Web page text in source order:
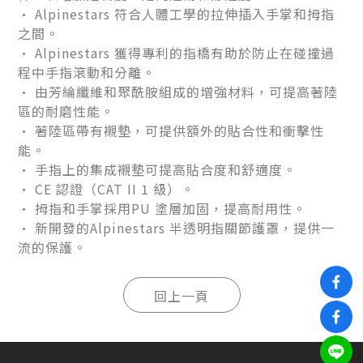
• Alpinestars 符合人體工學的拉伸插入手掌和拇指
之間。
• Alpinestars 獲得專利的指橋有助於防止在碰撞過
程中手指滾動和分離。
• 由芳綸纖維和聚酰胺組成的增強材料，可提高著陸
區的耐磨性能。
• 著陸區帶有襯墊，可提供額外的貼合性和衝擊性
能。
• 手指上的集成襯墊可提高貼合度和舒適度。
• CE 認證（CAT II 1 級）。
• 拇指和手掌採用PU 塗層加固，提高耐用性。
• 新開發的Alpinestars 半透明指關節護罩，提供一
流的保護。